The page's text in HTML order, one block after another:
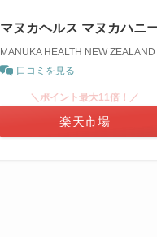
マヌカヘルス マヌカハニ
MANUKA HEALTH NEW ZEALAND
口コミを見る
＼ポイント最大11倍！／
楽天市場